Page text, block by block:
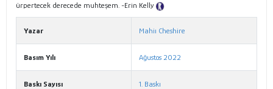
ürpertecek derecede muhteşem. -Erin Kelly
Yazar Mahiı Cheshire
Basım Yılı Ağustos 2022
Baskı Sayısı 1. Baskı